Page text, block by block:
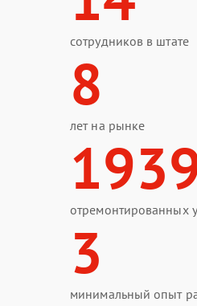
сотрудников в штате
8
лет на рынке
отремонтированных
3
минимальный опыт